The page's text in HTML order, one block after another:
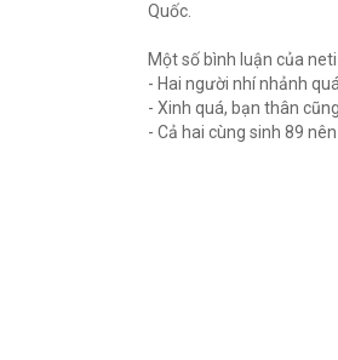
Quốc.
Một số bình luận của
- Hai người nhí nhảnh
- Xinh quá, bạn thân
- Cả hai cùng sinh 89